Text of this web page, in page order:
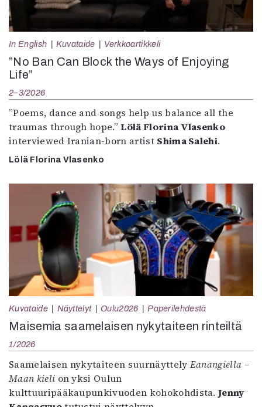
In English Kuvataide Verkkoartikkeli
”No Ban Can Block the Ways of Enjoying
Life”
2–3/2026
”Poems, dance and songs help us balance all the
traumas through hope.”Lölä Florina Vlasenko
interviewed Iranian-born artist Shima Salehi.
Lölä Florina Vlasenko
Kuvataide Näyttelyt Oulu2026 Paperilehdestä
Maisemia saamelaisen nykytaiteen rinteiltä
1/2026
Saamelaisen nykytaiteen suurnäyttely Eanangiella –
Maan kieli on yksi Oulun
kulttuuripääkaupunkivuoden kohokohdista.Jenny